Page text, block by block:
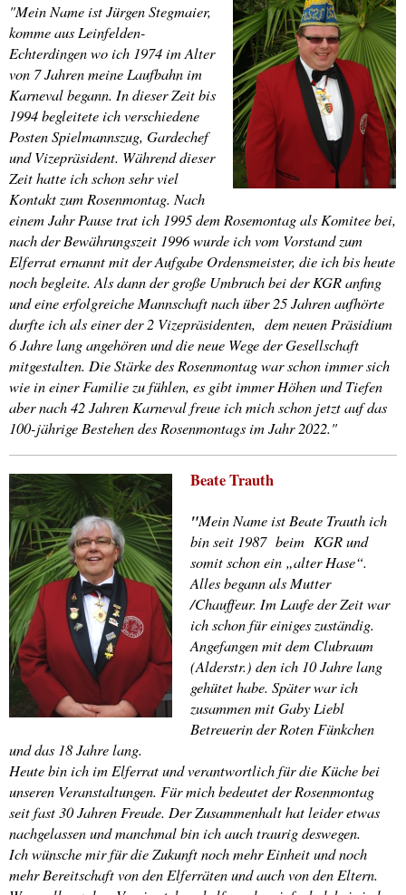
"Mein Name ist Jürgen Stegmaier,
komme aus Leinfelden-
Echterdingen wo ich 1974 im Alter
von 7 Jahren meine Laufbahn im
Karneval begann. In dieser Zeit bis
1994 begleitete ich verschiedene
Posten Spielmannszug, Gardechef
und Vizepräsident. Während dieser
Zeit hatte ich schon sehr viel
Kontakt zum Rosenmontag. Nach
einem Jahr Pause trat ich 1995 dem Rosemontag als Komitee bei,
nach der Bewährungszeit 1996 wurde ich vom Vorstand zum
Elferrat ernannt mit der Aufgabe Ordensmeister, die ich bis heute
noch begleite. Als dann der große Umbruch bei der KGR anfing
und eine erfolgreiche Mannschaft nach über 25 Jahren aufhörte
durfte ich als einer der 2 Vizepräsidenten, dem neuen Präsidium
6 Jahre lang angehören und die neue Wege der Gesellschaft
mitgestalten. Die Stärke des Rosenmontag war schon immer sich
wie in einer Familie zu fühlen, es gibt immer Höhen und Tiefen
aber nach 42 Jahren Karneval freue ich mich schon jetzt auf das
100-jährige Bestehen des Rosenmontags im Jahr 2022."
Beate Trauth
"Mein Name ist Beate Trauth ich
bin seit 1987 beim KGR und
somit schon ein „alter Hase“.
Alles begann als Mutter
/Chauffeur. Im Laufe der Zeit war
ich schon für einiges zuständig.
Angefangen mit dem Clubraum
(Alderstr.) den ich 10 Jahre lang
gehütet habe. Später war ich
zusammen mit Gaby Liebl
Betreuerin der Roten Fünkchen
und das 18 Jahre lang.
Heute bin ich im Elferrat und verantwortlich für die Küche bei
unseren Veranstaltungen. Für mich bedeutet der Rosenmontag
seit fast 30 Jahren Freude. Der Zusammenhalt hat leider etwas
nachgelassen und manchmal bin ich auch traurig deswegen.
Ich wünsche mir für die Zukunft noch mehr Einheit und noch
mehr Bereitschaft von den Elferräten und auch von den Eltern.